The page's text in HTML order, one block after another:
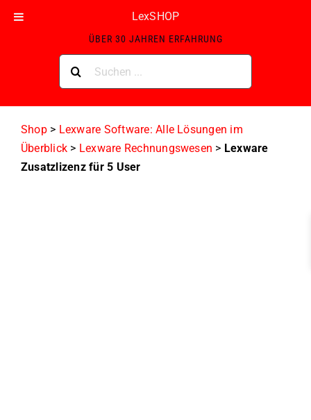
LexSHOP
ZERTIFIZIERTER LEXWARE GOLD-PARTNER MIT
ÜBER 30 JAHREN ERFAHRUNG
nach:
Shop> Lexware Software: Alle Lösungen im
Überblick > Lexware Rechnungswesen > Lexware
Zusatzlizenz für 5 User